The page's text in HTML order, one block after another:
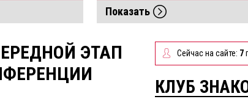
Показать
Сейчас на сайте: 7
КЛУБ
ЭТАП